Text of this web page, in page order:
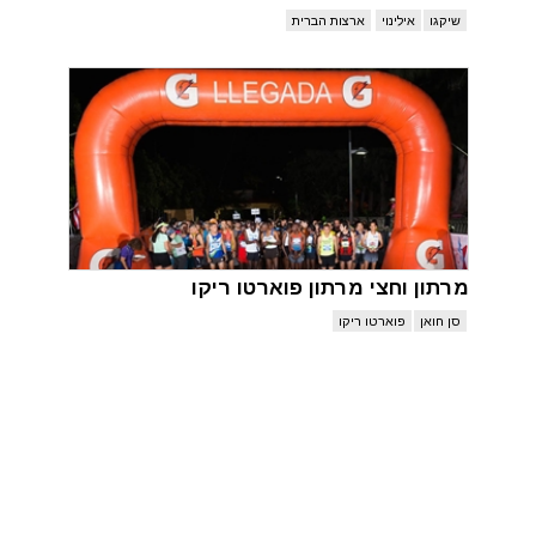
שיקגו אילינוי ארצות הברית
מרתון וחצי מרתון פוארטו ריקו
סן חואן פוארטו ריקו